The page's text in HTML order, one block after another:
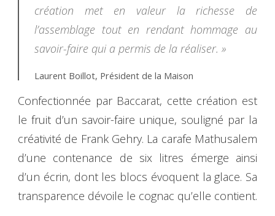
création met en valeur la richesse de
l’assemblage tout en rendant hommage au
savoir-faire qui a permis de la réaliser. »
Laurent Boillot, Président de la Maison
Confectionnée par Baccarat, cette création est
le fruit d’un savoir-faire unique, souligné par la
créativité de Frank Gehry. La carafe Mathusalem
d’une contenance de six litres émerge ainsi
d’un écrin, dont les blocs évoquent la glace. Sa
transparence dévoile le cognac qu’elle contient.